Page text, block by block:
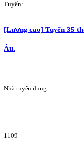
Tuyển:
[Lương cao] Tuyển 35
Âu.
Nhà tuyển dụng:
1109